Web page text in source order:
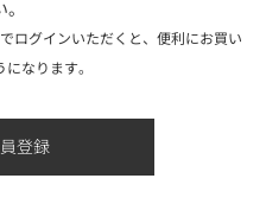
ログインいただくと、便利にお買い
なります。